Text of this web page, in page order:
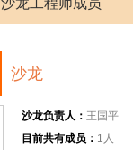
沙龙工程师成员
沙龙
沙龙负责人： 王国平
目前共有成员： 1人